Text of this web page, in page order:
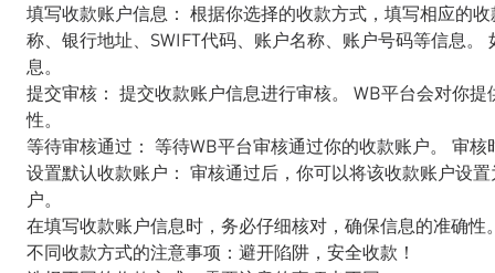
填写收款账户信息： 根据你选择的收款方式，填写相应的
称、银行地址、SWIFT代码、账户名称、账户号码等信息
息。
提交审核： 提交收款账户信息进行审核。 WB平台会对你
性。
等待审核通过： 等待WB平台审核通过你的收款账户。 审
设置默认收款账户： 审核通过后，你可以将该收款账户设
户。
在填写收款账户信息时，务必仔细核对，确保信息的准确
不同收款方式的注意事项：避开陷阱，安全收款！